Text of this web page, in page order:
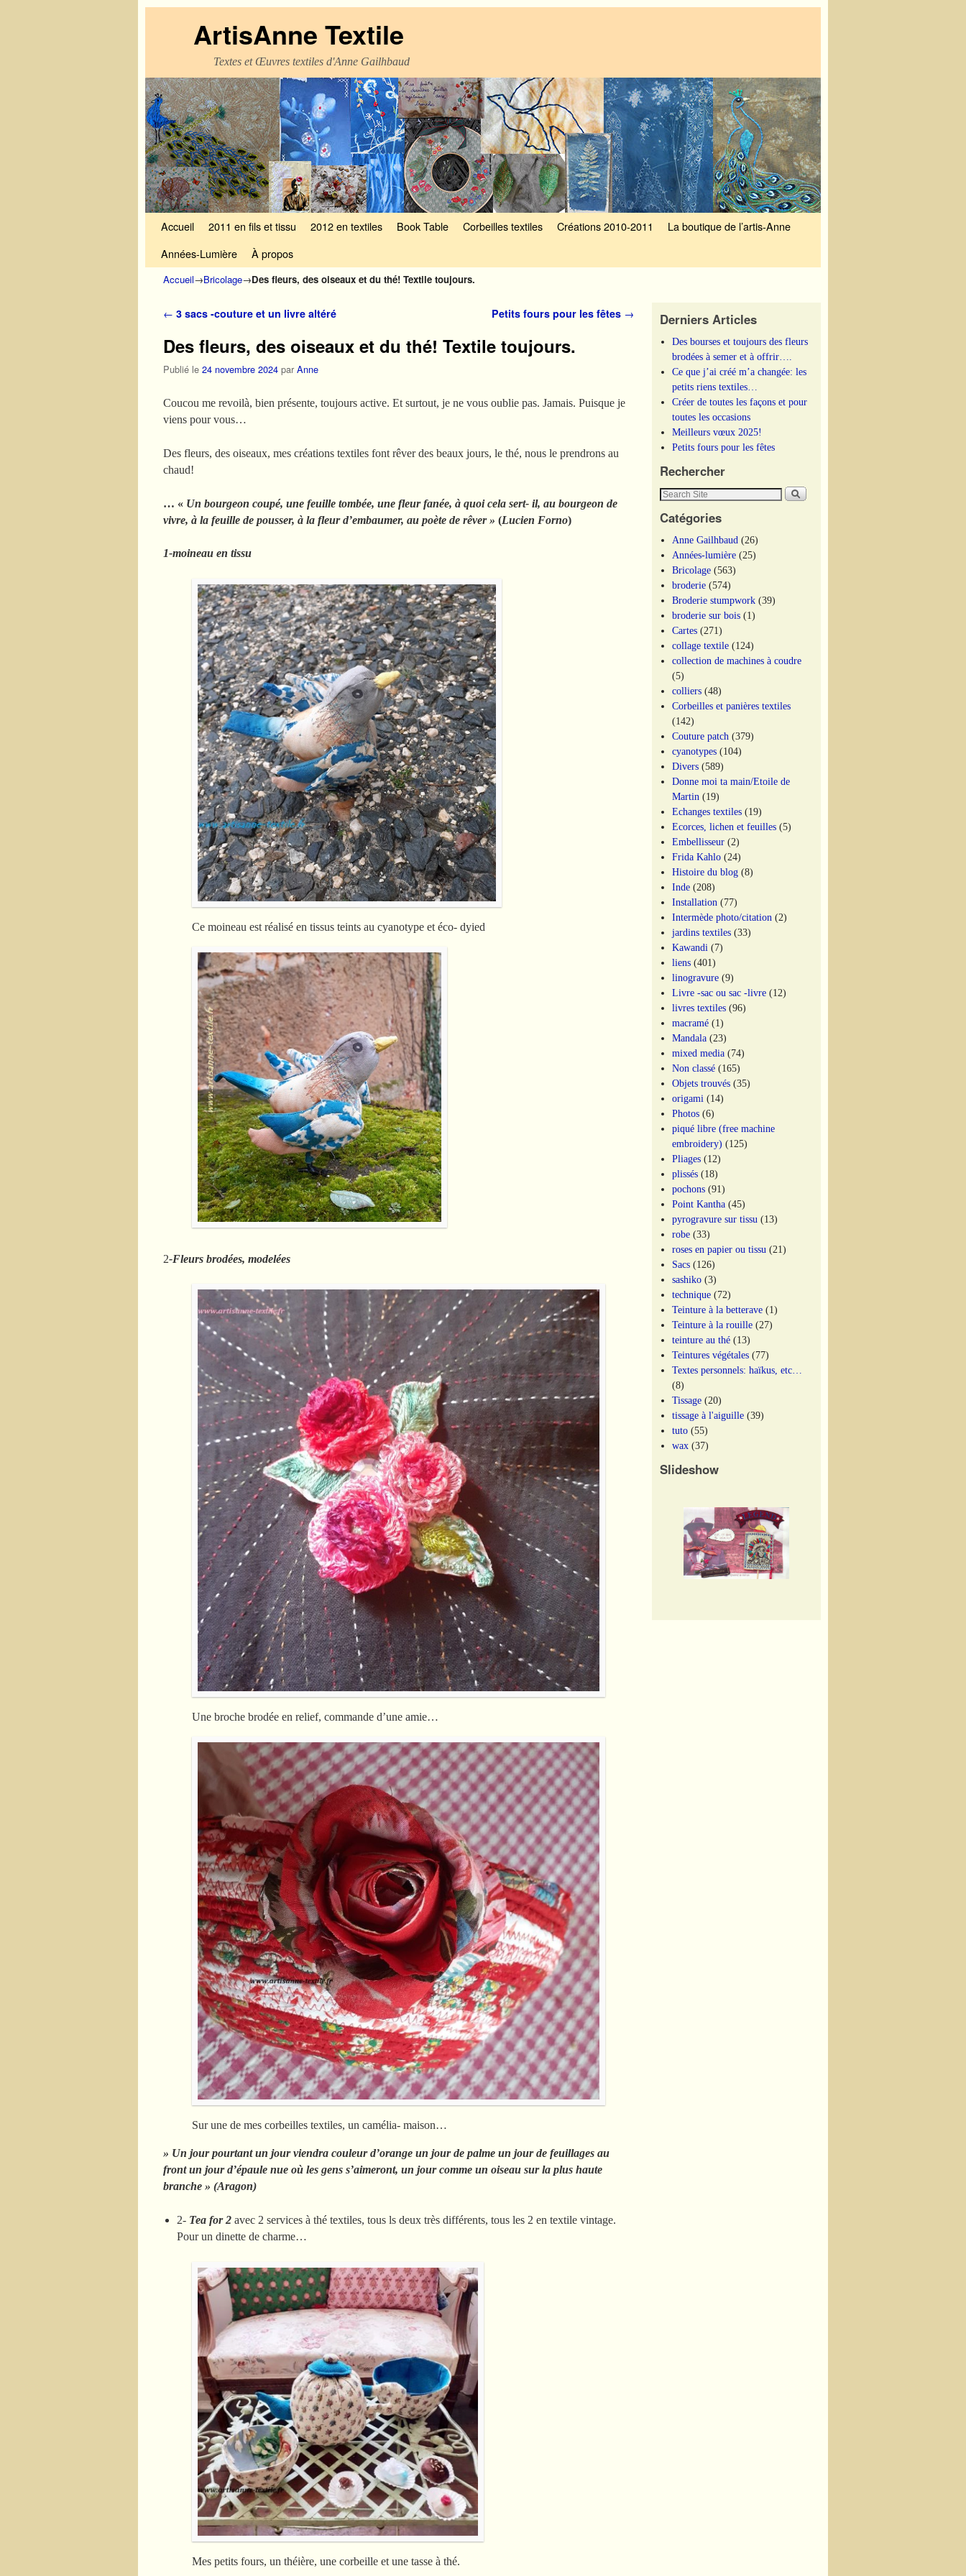
ArtisAnne Textile
Textes et Œuvres textiles d'Anne Gailhbaud
Accueil 2011 en fils et tissu 2012 en textiles Book Table Corbeilles textiles Créations 2010-2011
La boutique de l’artis-Anne
Années-Lumière
À propos
Accueil→Bricolage→Des fleurs, des oiseaux et du thé! Textile toujours.
Navigation des articles
← 3 sacs -couture et un livre altéré Petits fours pour les fêtes →
Des fleurs, des oiseaux et du thé! Textile toujours.
Publié le 24 novembre 2024 par Anne
Coucou me revoilà, bien présente, toujours active. Et surtout, je ne vous oublie pas. Jamais. Puisque je
viens pour vous…
Des fleurs, des oiseaux, mes créations textiles font rêver des beaux jours, le thé, nous le prendrons au
chaud!
… « Un bourgeon coupé, une feuille tombée, une fleur fanée, à quoi cela sert- il, au bourgeon de
vivre, à la feuille de pousser, à la fleur d’embaumer, au poète de rêver » (Lucien Forno)
1-moineau en tissu
Ce moineau est réalisé en tissus teints au cyanotype et éco- dyied
2-Fleurs brodées, modelées
Une broche brodée en relief, commande d’une amie…
Sur une de mes corbeilles textiles, un camélia- maison…
» Un jour pourtant un jour viendra couleur d’orange un jour de palme un jour de feuillages au
front un jour d’épaule nue où les gens s’aimeront, un jour comme un oiseau sur la plus haute
branche » (Aragon)
2- Tea for 2avec 2 services à thé textiles, tous ls deux très différents, tous les 2 en textile vintage.
Pour un dinette de charme…
Mes petits fours, un théière, une corbeille et une tasse à thé.
Derniers Articles
Des bourses et toujours des fleurs
brodées à semer et à offrir….
Ce que j’ai créé m’a changée: les
petits riens textiles…
Créer de toutes les façons et pour
toutes les occasions
Meilleurs vœux 2025!
Petits fours pour les fêtes
Rechercher
Catégories
Anne Gailhbaud (26)
Années-lumière (25)
Bricolage (563)
broderie (574)
Broderie stumpwork (39)
broderie sur bois (1)
Cartes (271)
collage textile (124)
collection de machines à coudre
(5)
colliers (48)
Corbeilles et panières textiles
(142)
Couture patch (379)
cyanotypes (104)
Divers (589)
Donne moi ta main/Etoile de
Martin (19)
Echanges textiles (19)
Ecorces, lichen et feuilles (5)
Embellisseur (2)
Frida Kahlo (24)
Histoire du blog (8)
Inde (208)
Installation (77)
Intermède photo/citation (2)
jardins textiles (33)
Kawandi (7)
liens (401)
linogravure (9)
Livre -sac ou sac -livre (12)
livres textiles (96)
macramé (1)
Mandala (23)
mixed media (74)
Non classé (165)
Objets trouvés (35)
origami (14)
Photos (6)
piqué libre (free machine
embroidery) (125)
Pliages (12)
plissés (18)
pochons (91)
Point Kantha (45)
pyrogravure sur tissu (13)
robe (33)
roses en papier ou tissu (21)
Sacs (126)
sashiko (3)
technique (72)
Teinture à la betterave (1)
Teinture à la rouille (27)
teinture au thé (13)
Teintures végétales (77)
Textes personnels: haïkus, etc…
(8)
Tissage (20)
tissage à l'aiguille (39)
tuto (55)
wax (37)
Slideshow